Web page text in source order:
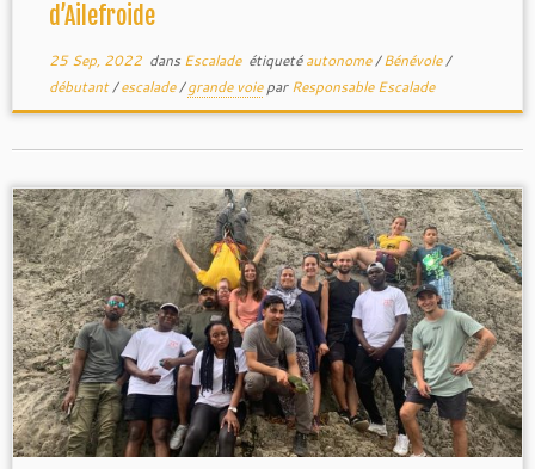
d’Ailefroide
25 Sep, 2022dans Escalade étiquetéautonome/Bénévole/
débutant/escalade/grande voie parResponsable Escalade
GUCEM